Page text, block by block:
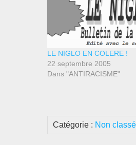
LE NIGLO EN COLERE !
22 septembre 2005
Dans "ANTIRACISME"
Catégorie : Non classé